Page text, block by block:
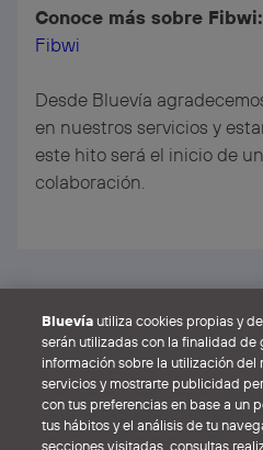
Conoce más sobre Fibwi:
Fibwi
Desde Bluevía
en nuestros servicios y
este hito será el inicio de
colaboración.
Bluevía utiliza cookies propias y
serán utilizadas con la finalidad de
información sobre la utilización del
servicios y mostrarte publicidad
con tus preferencias en base a un
tus hábitos y el análisis de tu
secciones visitadas, consultas